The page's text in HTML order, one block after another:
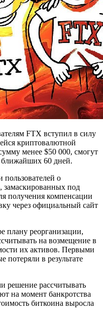
FTX вступил в силу
криптовалютной
менее $50 000, смогут
ближайших 60 дней.
о
под
получения компенсации
через официальный сайт
плану реорганизации,
на возмещение в
их активов. Первыми
потеряли в результате
решение рассчитывать
на момент банкротства
биткоина выросла